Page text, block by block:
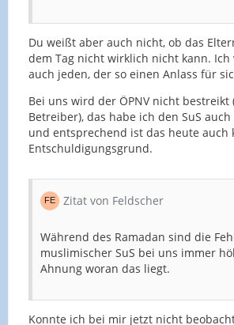
Du weißt aber auch nicht, ob das
dem Tag nicht wirklich nicht kann. Ich
auch jeden, der so einen Anlass für
Bei uns wird der ÖPNV nicht bestreikt
Betreiber), das habe ich den SuS
und entsprechend ist das heute auch
Entschuldigungsgrund.
Zitat von Feldscher
Während des Ramadan sind die
muslimischer SuS bei uns immer
Ahnung woran das liegt.
Konnte ich bei mir jetzt nicht